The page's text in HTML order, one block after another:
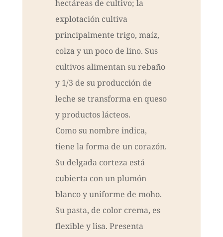
hectáreas de cultivo; la
explotación cultiva
principalmente trigo, maíz,
colza y un poco de lino. Sus
cultivos alimentan su rebaño
y 1/3 de su producción de
leche se transforma en queso
y productos lácteos.
Como su nombre indica,
tiene la forma de un corazón.
Su delgada corteza está
cubierta con un plumón
blanco y uniforme de moho.
Su pasta, de color crema, es
flexible y lisa. Presenta